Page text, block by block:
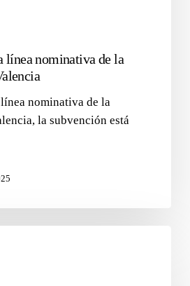
línea nominativa de la
nominativa de la
la subvención está